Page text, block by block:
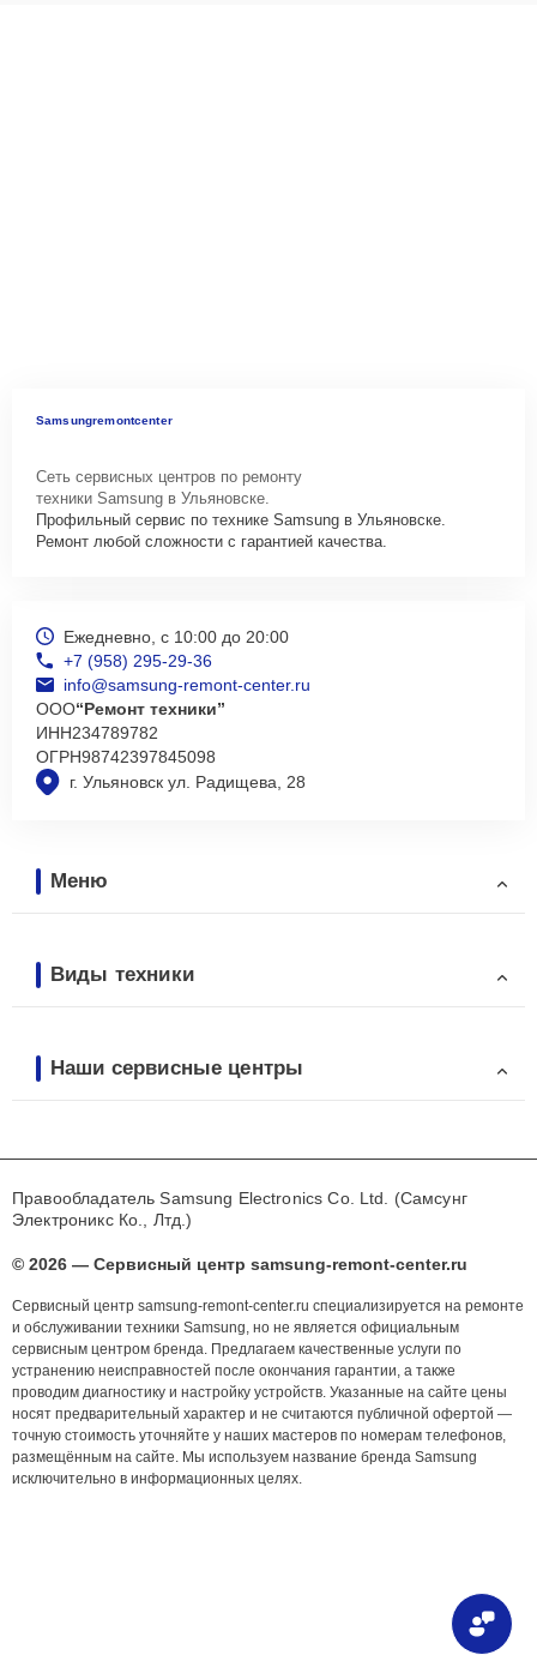
Samsungremontcenter
Сеть сервисных центров по ремонту
техники Samsung в Ульяновске.
Профильный сервис по технике Samsung в Ульяновске.
Ремонт любой сложности с гарантией качества.
г. Ульяновск ул. Радищева, 28
Ежедневно, с 10:00 до 20:00
+7 (958) 295-29-36
info@samsung-remont-center.ru
ООО“Ремонт техники”
ИНН234789782
ОГРН98742397845098
Меню
Виды техники
Наши сервисные центры
Правообладатель Samsung Electronics Co. Ltd. (Самсунг
Электроникс Ко., Лтд.)
© 2026 — Сервисный центр samsung-remont-center.ru
Сервисный центр samsung-remont-center.ru специализируется на ремонте
и обслуживании техники Samsung, но не является официальным
сервисным центром бренда. Предлагаем качественные услуги по
устранению неисправностей после окончания гарантии, а также
проводим диагностику и настройку устройств. Указанные на сайте цены
носят предварительный характер и не считаются публичной офертой —
точную стоимость уточняйте у наших мастеров по номерам телефонов,
размещённым на сайте. Мы используем название бренда Samsung
исключительно в информационных целях.